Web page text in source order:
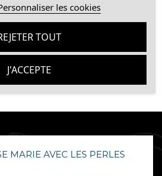
Papillon
au panier
MARIE AVEC LES PERLES
les cookies
TOUT
J'ACCEPTE